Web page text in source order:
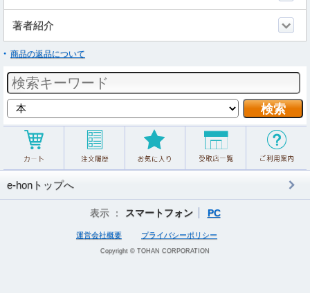
著者紹介
商品の返品について
e-honトップへ
表示 ： スマートフォン PC
運営会社概要 プライバシーポリシー
Copyright © TOHAN CORPORATION